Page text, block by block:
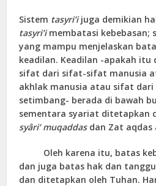
Sistem tasyri’ijuga demikian
tasyri’imembatasi kebebasan;
yang mampu menjelaskan
keadilan. Keadilan -apakah
sifat dari sifat-sifat manusia
akhlak manusia atau sifat dari
setimbang- berada di bawah
sementara syariat ditetapkan
syâri’ muqaddasdan Zat aqdas
Oleh karena itu, batas
dan juga batas hak dan
dan ditetapkan oleh Tuhan.